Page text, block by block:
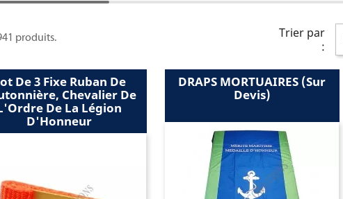
produits.
Trier par
:
De 3 Fixe Ruban De
Chevalier De
De La Légion
D'Honneur
DRAPS MORTUAIRES (sur
Devis)